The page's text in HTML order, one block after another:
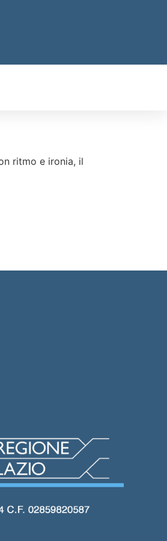
ritmo e ironia, il